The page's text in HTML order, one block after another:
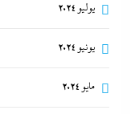
يوليو 2024
يونيو 2024
مايو 2024